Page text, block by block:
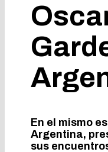
En el mismo
Argentina,
sus